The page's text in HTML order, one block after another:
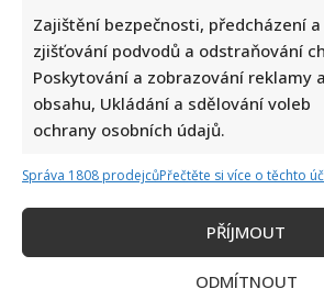
Zajištění bezpečnosti, předcházení a
zjišťování podvodů a odstraňování
Poskytování a zobrazování reklamy a
obsahu, Ukládání a sdělování voleb
ochrany osobních údajů.
Správa 1808 prodejcůPřečtěte si více o těchto
PŘÍJMOUT
ODMÍTNOUT
Eva Holubová rozjela s dcerou nový
zastydlá puberťačka než zaprděná